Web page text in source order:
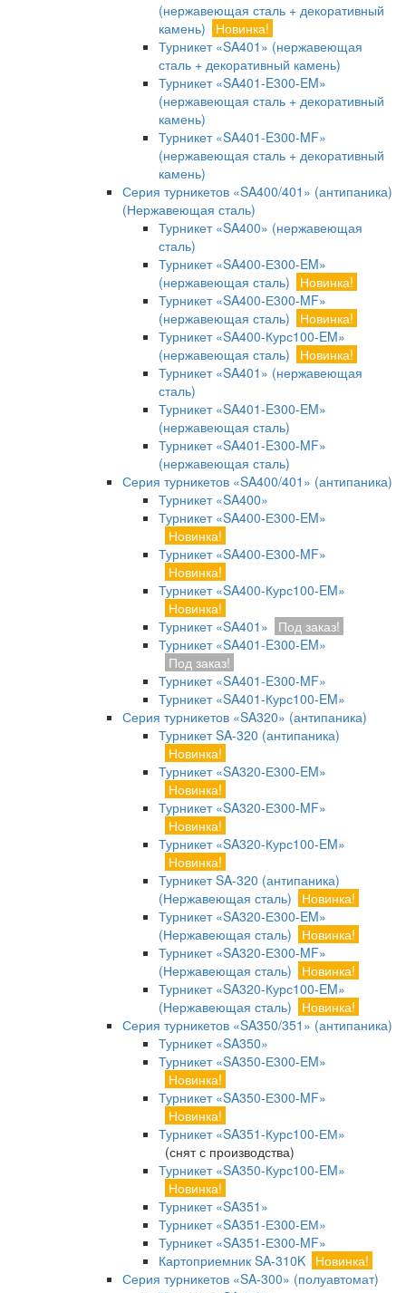
(нержавеющая сталь + декоративный
камень)
Новинка!
Турникет «SA401» (нержавеющая
сталь + декоративный камень)
Турникет «SA401-E300-EM»
(нержавеющая сталь + декоративный
камень)
Турникет «SA401-E300-MF»
(нержавеющая сталь + декоративный
камень)
Серия турникетов «SA400/401» (антипаника)
(Нержавеющая сталь)
Турникет «SA400» (нержавеющая
сталь)
Турникет «SA400-Е300-EM»
(нержавеющая сталь)
Новинка!
Турникет «SA400-Е300-MF»
(нержавеющая сталь)
Новинка!
Турникет «SA400-Курс100-EM»
(нержавеющая сталь)
Новинка!
Турникет «SA401» (нержавеющая
сталь)
Турникет «SA401-E300-EM»
(нержавеющая сталь)
Турникет «SA401-E300-MF»
(нержавеющая сталь)
Серия турникетов «SA400/401» (антипаника)
Турникет «SA400»
Турникет «SA400-Е300-EM»
Новинка!
Турникет «SA400-Е300-MF»
Новинка!
Турникет «SA400-Курс100-EM»
Новинка!
Турникет «SA401»
Под заказ!
Турникет «SA401-E300-EM»
Под заказ!
Турникет «SA401-E300-MF»
Турникет «SA401-Курс100-EM»
Серия турникетов «SA320» (антипаника)
Турникет SA-320 (антипаника)
Новинка!
Турникет «SA320-Е300-EM»
Новинка!
Турникет «SA320-Е300-MF»
Новинка!
Турникет «SA320-Курс100-EM»
Новинка!
Турникет SA-320 (антипаника)
(Нержавеющая сталь)
Новинка!
Турникет «SA320-Е300-EM»
(Нержавеющая сталь)
Новинка!
Турникет «SA320-Е300-MF»
(Нержавеющая сталь)
Новинка!
Турникет «SA320-Курс100-EM»
(Нержавеющая сталь)
Новинка!
Серия турникетов «SA350/351» (антипаника)
Турникет «SA350»
Турникет «SA350-Е300-EM»
Новинка!
Турникет «SA350-Е300-MF»
Новинка!
Турникет «SA351-Курс100-ЕМ»
(снят с производства)
Турникет «SA350-Курс100-EM»
Новинка!
Турникет «SA351»
Турникет «SA351-Е300-ЕМ»
Турникет «SA351-Е300-MF»
Картоприемник SA-310K Новинка!
Серия турникетов «SA-300» (полуавтомат)